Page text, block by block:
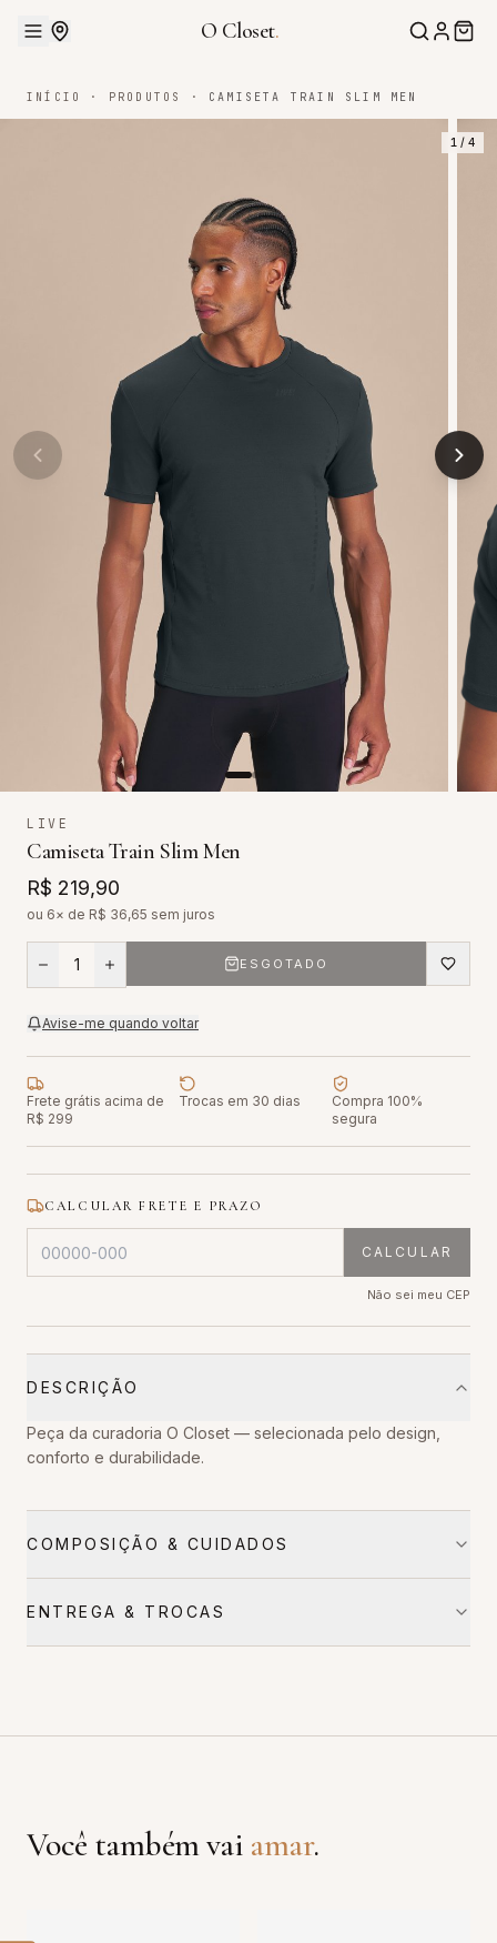
O Closet.
INÍCIO · PRODUTOS · CAMISETA TRAIN SLIM MEN
1 / 4
LIVE
Camiseta Train Slim Men
R$ 219,90
ou 6× de R$ 36,65 sem juros
1 ESGOTADO
Avise-me quando voltar
Frete grátis acima de
R$ 299
Trocas em 30 dias
Compra 100%
segura
CALCULAR FRETE E PRAZO
CALCULAR
Não sei meu CEP
DESCRIÇÃO
Peça da curadoria O Closet — selecionada pelo design,
conforto e durabilidade.
COMPOSIÇÃO & CUIDADOS
ENTREGA & TROCAS
Você também vai amar.